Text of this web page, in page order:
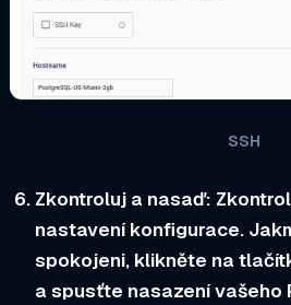
SSH
Zkontroluj a nasaď:
nastavení konfigurace.
spokojeni, klikněte na
a spusťte nasazení vašeho